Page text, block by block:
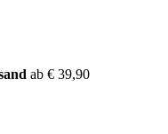
ab € 39,90